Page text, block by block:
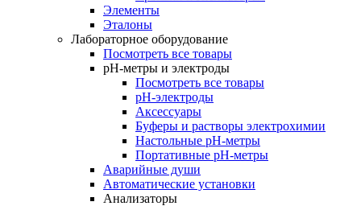
Элементы
Эталоны
Лабораторное оборудование
Посмотреть все товары
pH-метры и электроды
Посмотреть все товары
pH-электроды
Аксессуары
Буферы и растворы электрохимии
Настольные рН-метры
Портативные рН-метры
Аварийные души
Автоматические установки
Анализаторы